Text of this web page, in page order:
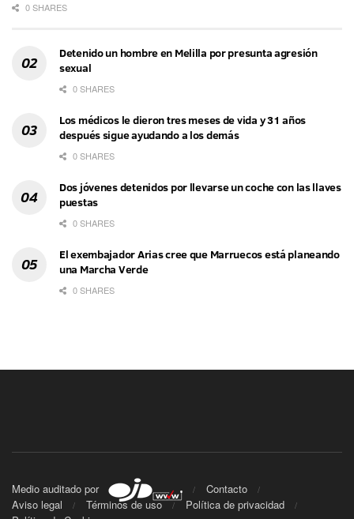
0 SHARES
Detenido un hombre en Melilla por presunta agresión
sexual
0 SHARES
Los médicos le dieron tres meses de vida y 31 años
después sigue ayudando a los demás
0 SHARES
Dos jóvenes detenidos por llevarse un coche con las llaves
puestas
0 SHARES
El exembajador Arias cree que Marruecos está planeando
una Marcha Verde
0 SHARES
Medio auditado por
Contacto
Aviso legal
Términos de uso
Política de privacidad